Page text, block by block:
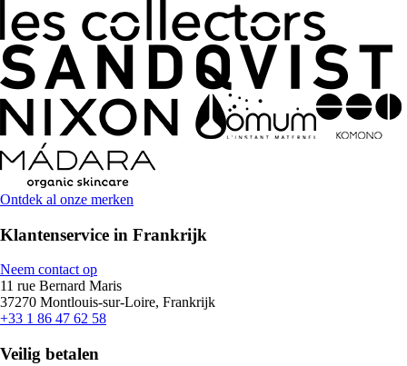
Ontdek al onze merken
Klantenservice in Frankrijk
Neem contact op
11 rue Bernard Maris
37270 Montlouis-sur-Loire, Frankrijk
+33 1 86 47 62 58
Veilig betalen